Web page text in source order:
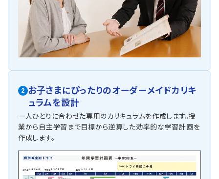
2 お子さまにぴったりのオーダーメイドカリキ
ュラムを設計
一人ひとりに合わせた専用のカリキュラムを作成します。授
業から自主学習まで目標から逆算した効率的な学習計画を
作成します。